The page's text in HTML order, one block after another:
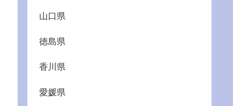
山口県
徳島県
香川県
愛媛県